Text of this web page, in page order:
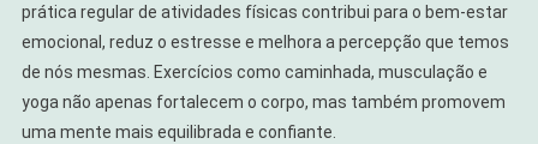
prática regular de atividades físicas contribui para o bem-estar
emocional, reduz o estresse e melhora a percepção que temos
de nós mesmas. Exercícios como caminhada, musculação e
yoga não apenas fortalecem o corpo, mas também promovem
uma mente mais equilibrada e confiante.